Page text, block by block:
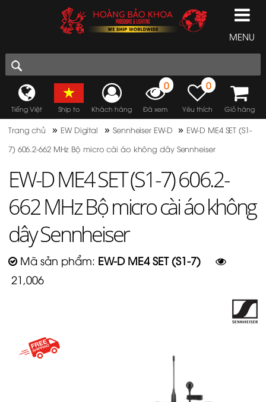
MENU
Tiếng Việt Ship to Khách hàng
0
Đã xem
0
Yêu thích Giỏ hàng
Trang chủ » EW Digital »Sennheiser EW-D » EW-D ME4 SET (S1-
7) 606.2-662 MHz Bộ micro cài áo không dây Sennheiser
EW-D ME4 SET (S1-7) 606.2-
662 MHz Bộ micro cài áo không
dây Sennheiser
Mã sản phẩm: EW-D ME4 SET (S1-7)
21,006